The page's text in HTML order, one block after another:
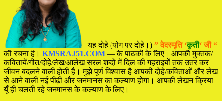
यह दोहे (योग पर दोहे।) ” वेदस्मृति ‘कृती‘ जी “
की रचना है। KMSRAJ51.COM — के पाठकों के लिए। आपकी मुक्तक/
कवितायें/गीत/दोहे/लेख/आलेख सरल शब्दों में दिल की गहराइयों तक उतर कर
जीवन बदलने वाली होती है। मुझे पूर्ण विश्वास है आपकी दोहे/कविताओं और लेख
से आने वाली नई पीढ़ी और जनमानस का कल्याण होगा। आपकी लेखन क्रिया
यूँ ही चलती रहे जनमानस के कल्याण के लिए।